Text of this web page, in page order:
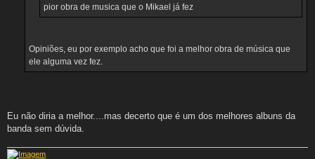
pior obra de musica que o Mikael já fez
Opiniões, eu por exemplo acho que foi a melhor obra de música que
ele alguma vez fez.
Eu não diria a melhor....mas decerto que é um dos melhores albuns da
banda sem dúvida.